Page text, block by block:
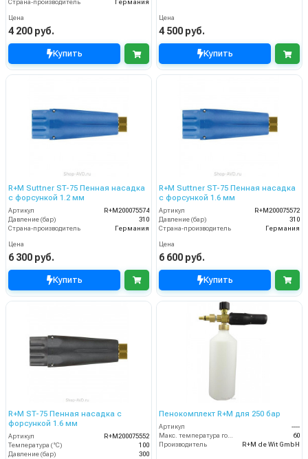
Страна-производитель
Германия
Цена
4 200 руб.
Купить
Цена
4 500 руб.
Купить
R+M Suttner ST-75 Пенная насадка
с форсункой 1.2 мм
Артикул
R+M200075574
Давление (бар)
310
Страна-производитель
Германия
Цена
6 300 руб.
Купить
R+M Suttner ST-75 Пенная насадка
с форсункой 1.6 мм
Артикул
R+M200075572
Давление (бар)
310
Страна-производитель
Германия
Цена
6 600 руб.
Купить
R+M ST-75 Пенная насадка с
форсункой 1.6 мм
Артикул
R+M200075552
Температура (°C)
100
Давление (бар)
300
Пенокомплект R+M для 250 бар
Артикул
----
Макс. температура горячей воды (°C)
60
Производитель
R+M de Wit GmbH